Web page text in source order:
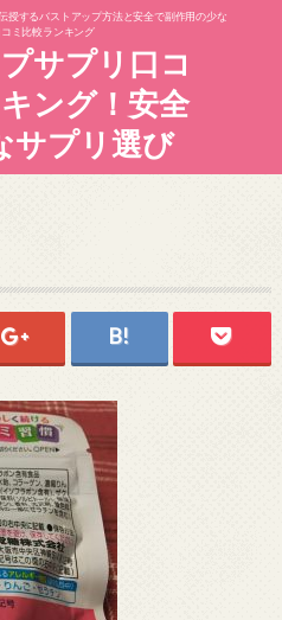
授するバストアップ方法と安全で副作用の少な
ミ比較ランキング
サプリ口コ
ング！安全
サプリ選び